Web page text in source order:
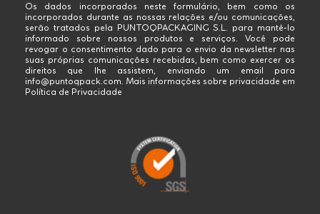
Os dados incorporados neste formulário, bem como os
incorporados durante as nossas relações e/ou comunicações,
serão tratados pela PUNTOQPACKAGING S.L. para mantê-lo
informado sobre nossos produtos e serviços. Você pode
revogar o consentimento dado para o envio da newsletter nas
suas próprias comunicações recebidas, bem como exercer os
direitos que lhe assistem, enviando um email para
info@puntoqpack.com. Mais informações sobre privacidade em
Política de Privacidade